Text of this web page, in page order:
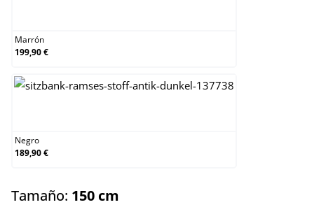
Marrón
199,90 €
Negro
189,90 €
Tamaño: 150 cm